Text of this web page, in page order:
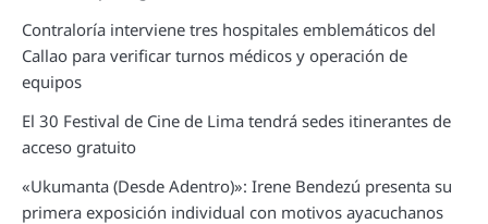
Contraloría interviene tres hospitales emblemáticos del
Callao para verificar turnos médicos y operación de
equipos
El 30 Festival de Cine de Lima tendrá sedes itinerantes de
acceso gratuito
«Ukumanta (Desde Adentro)»: Irene Bendezú presenta su
primera exposición individual con motivos ayacuchanos